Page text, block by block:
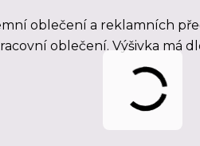
oblečení a reklamních
oblečení. Výšivka má